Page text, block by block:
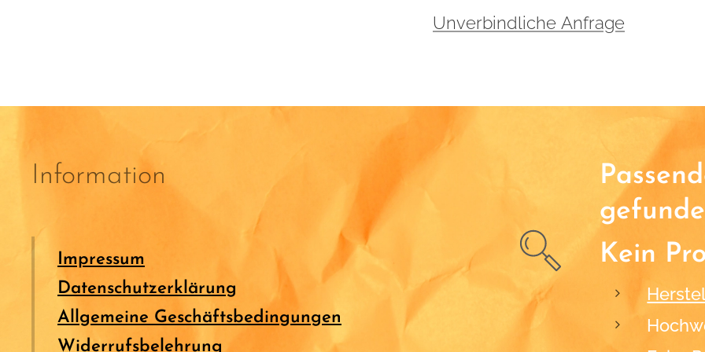
Unverbindliche Anfrage
Information
Impressum
Datenschutzerklärung
Allgemeine Geschäftsbedingungen
Widerrufsbelehrung
Kein